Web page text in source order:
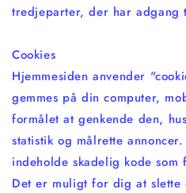
tredjeparter, der har adgang
Cookies
Hjemmesiden anvender
gemmes på din computer,
formålet at genkende den,
statistik og målrette
indeholde skadelig kode som
Det er muligt for dig at